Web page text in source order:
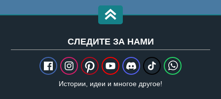
CЛЕДИТЕ ЗА НАМИ
Истории, идеи и многое другое!